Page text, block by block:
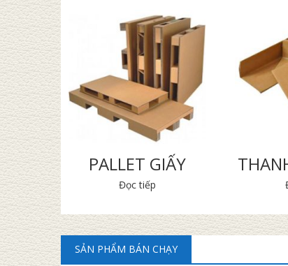
PALLET GIẤY
Đọc tiếp
SẢN PHẨM BÁN CHẠY